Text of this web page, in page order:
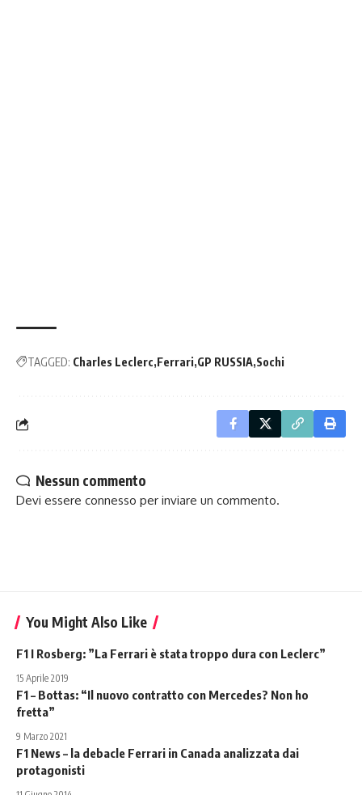
TAGGED: Charles Leclerc Ferrari GP RUSSIA Sochi
Nessun commento
Devi essere connesso per inviare un commento.
You Might Also Like
F1 I Rosberg: ”La Ferrari è stata troppo dura con Leclerc”
15 Aprile 2019
F1 – Bottas: “Il nuovo contratto con Mercedes? Non ho
fretta”
9 Marzo 2021
F1 News – la debacle Ferrari in Canada analizzata dai
protagonisti